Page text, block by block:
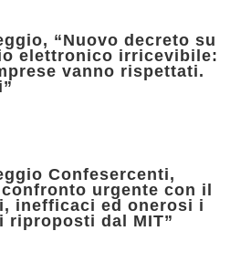
“Nuovo decreto su
elettronico irricevibile:
vanno rispettati.
Confesercenti,
urgente con il
inefficaci ed onerosi i
riproposti dal MIT”